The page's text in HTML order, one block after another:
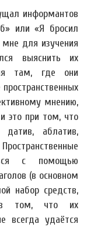
информантов
или «Я бросил
для изучения
выяснить их
там, где они
мнению,
это при том, что
датив, аблатив,
с помощью
(в основном
набор средств,
в том, что их
всегда удаётся